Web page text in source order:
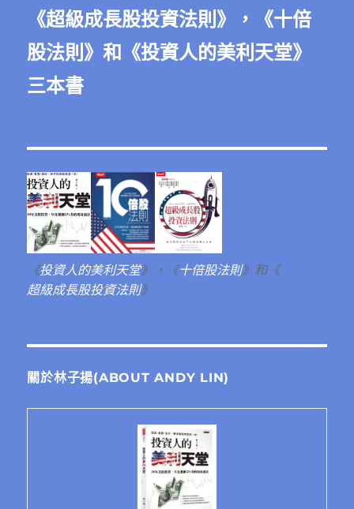
《超級成長股投資法則 》，《十倍
股法則 》和《投資人的美利天堂》
三本書
《投資人的美利天堂》，《十倍股法則》和《
超級成長股投資法則》
關於林子揚(ABOUT ANDY LIN)